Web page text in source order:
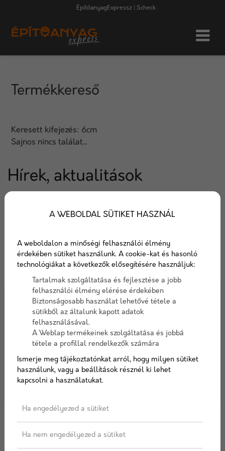
ÉpítőanyagExpressz | Scheck
Termékkereső
Keresett kifejezés: 6cm
Sajnos nincs találat...
Hírek, aktualitások
Hírek az építőipar világából. Termék újdonságok,
Az építőanyagok szerepe a hő- és
A WEBOLDAL SÜTIKET HASZNÁL
A weboldalon a minőségi felhasználói élmény
érdekében sütiket használunk. A cookie-kat és hasonló
technológiákat a következők elősegítésére használjuk:
Tartalmak szolgáltatása és fejlesztése a jobb
felhasználói élmény elérése érdekében
Biztonságosabb használat lehetővé tétele a
sütikből az általunk kapott adatok
felhasználásával.
A Weblap termékeinek szolgáltatása és jobbá
tétele a profillal rendelkezők számára
Ismerje meg tájékoztatónkat arról, hogy milyen sütiket
használunk, vagy a beállítások résznél ki lehet
kapcsolni a használatukat.
Ha engedélyezed a sütiket
Ha nem engedélyezed a sütiket